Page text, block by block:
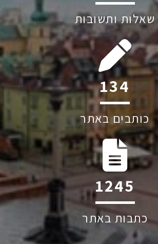
שאלות ותשובות
194
כותבים באתר
1809
כתבות באתר